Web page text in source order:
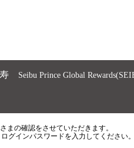
寿 Seibu Prince Global
まの確認をさせていただきます。
グインパスワードを入力してくださ